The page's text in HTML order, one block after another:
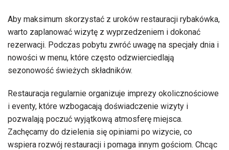
Aby maksimum skorzystać z uroków restauracji rybakówka,
warto zaplanować wizytę z wyprzedzeniem i dokonać
rezerwacji. Podczas pobytu zwróć uwagę na specjały dnia i
nowości w menu, które często odzwierciedlają
sezonowość świeżych składników.
Restauracja regularnie organizuje imprezy okolicznościowe
i eventy, które wzbogacają doświadczenie wizyty i
pozwalają poczuć wyjątkową atmosferę miejsca.
Zachęcamy do dzielenia się opiniami po wizycie, co
wspiera rozwój restauracji i pomaga innym gościom. Chcąc